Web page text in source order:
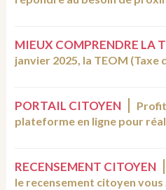
MIEUX COMPRENDRE LA
janvier 2025, la TEOM (Taxe
PORTAIL CITOYEN
plateforme en ligne pour
RECENSEMENT CITOYEN
le recensement citoyen